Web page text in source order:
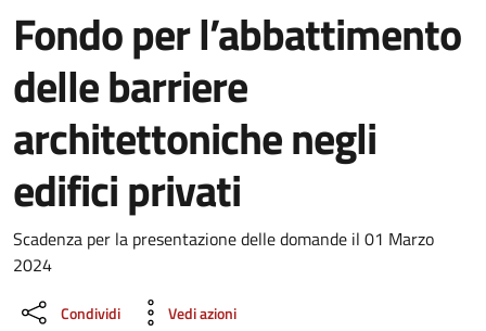
Fondo per l’abbattimento
delle barriere
architettoniche negli
edifici privati
Dettaglio del documento
Scadenza per la presentazione delle domande il 01 Marzo
2024
Condividi Vedi azioni